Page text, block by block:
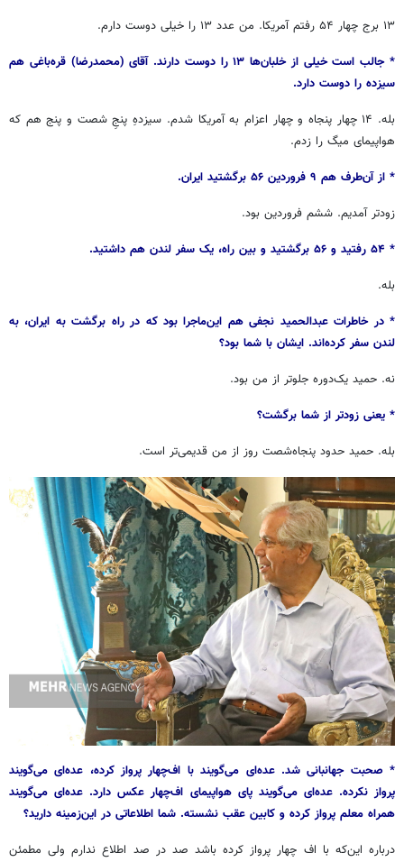
۱۳ برج چهار ۵۴ رفتم آمریکا. من عدد ۱۳ را خیلی دوست دارم.
* جالب است خیلی از خلبان‌ها ۱۳ را دوست دارند. آقای (محمدرضا) قره‌باغی هم
سیزده را دوست دارد.
بله. ۱۴ چهار پنجاه و چهار اعزام به آمریکا شدم. سیزدهِ پنجِ شصت و پنج هم که
هواپیمای میگ را زدم.
* از آن‌طرف هم ۹ فروردین ۵۶ برگشتید ایران.
زودتر آمدیم. ششم فروردین بود.
* ۵۴ رفتید و ۵۶ برگشتید و بین راه، یک سفر لندن هم داشتید.
بله.
* در خاطرات عبدالحمید نجفی هم این‌ماجرا بود که در راه برگشت به ایران، به
لندن سفر کرده‌اند. ایشان با شما بود؟
نه. حمید یک‌دوره جلوتر از من بود.
* یعنی زودتر از شما برگشت؟
بله. حمید حدود پنجاه‌شصت روز از من قدیمی‌تر است.
* صحبت جهانبانی شد. عده‌ای می‌گویند با اف‌چهار پرواز کرده، عده‌ای می‌گویند
پرواز نکرده. عده‌ای می‌گویند پای هواپیمای اف‌چهار عکس دارد. عده‌ای می‌گویند
همراه معلم پرواز کرده و کابین عقب نشسته. شما اطلاعاتی در این‌زمینه دارید؟
درباره این‌که با اف چهار پرواز کرده باشد صد در صد اطلاع ندارم ولی مطمئن